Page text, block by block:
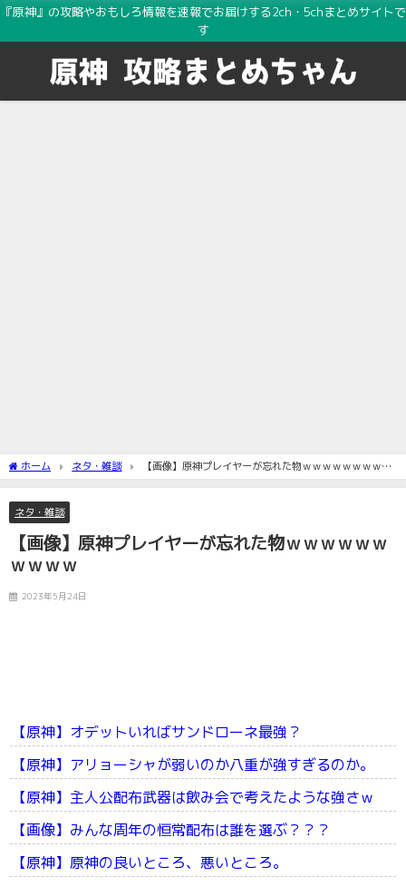
『原神』の攻略やおもしろ情報を速報でお届けする2ch・5chまとめサイトで
す
ホーム ネタ・雑談
【画像】原神プレイヤーが忘れた物ｗｗｗｗｗｗｗｗｗ
ｗ
ネタ・雑談
【画像】原神プレイヤーが忘れた物ｗｗｗｗｗｗ
ｗｗｗｗ
2023年5月24日
【原神】オデットいればサンドローネ最強？
【原神】アリョーシャが弱いのか八重が強すぎるのか。
【原神】主人公配布武器は飲み会で考えたような強さｗ
【画像】みんな周年の恒常配布は誰を選ぶ？？？
【原神】原神の良いところ、悪いところ。